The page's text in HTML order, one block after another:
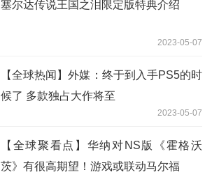
塞尔达传说王国之泪限定版特典介绍
2023-05-07
【全球热闻】外媒：终于到入手PS5的时
候了 多款独占大作将至
2023-05-07
【全球聚看点】华纳对NS版《霍格沃
茨》有很高期望！游戏或联动马尔福